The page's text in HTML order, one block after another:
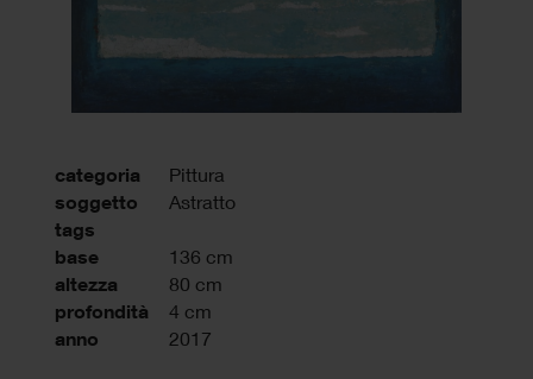
categoria Pittura
soggetto Astratto
tags
base
136 cm
altezza 80 cm
profondità 4 cm
anno 2017